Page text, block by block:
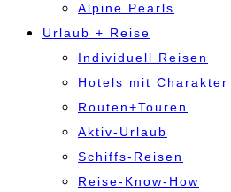
Alpine Pearls
Urlaub + Reise
Individuell Reisen
Hotels mit Charakter
Routen+Touren
Aktiv-Urlaub
Schiffs-Reisen
Reise-Know-How